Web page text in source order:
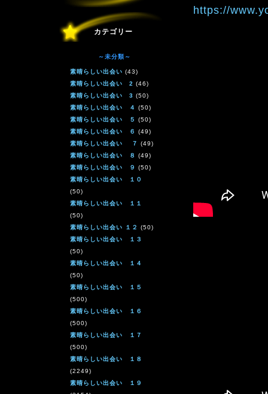
カテゴリー
～未分類～
素晴らしい出会い (43)
素晴らしい出会い 2 (46)
素晴らしい出会い 3 (50)
素晴らしい出会い ４ (50)
素晴らしい出会い ５ (50)
素晴らしい出会い ６ (49)
素晴らしい出会い ７ (49)
素晴らしい出会い ８ (49)
素晴らしい出会い ９ (50)
素晴らしい出会い １０
(50)
素晴らしい出会い １１
(50)
素晴らしい出会い １２ (50)
素晴らしい出会い １３
(50)
素晴らしい出会い １４
(50)
素晴らしい出会い １５
(500)
素晴らしい出会い １６
(500)
素晴らしい出会い １７
(500)
素晴らしい出会い １８
(2249)
素晴らしい出会い １９
https://